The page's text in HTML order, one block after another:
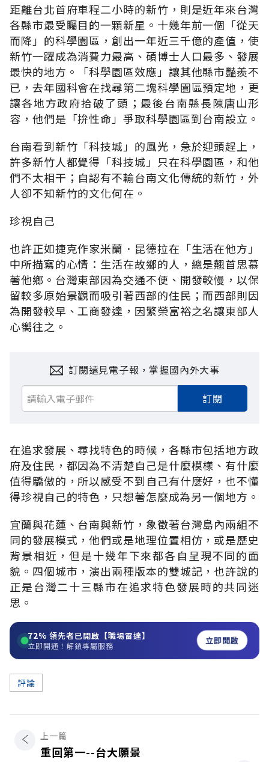
距離台北首府車程二小時的新竹，則是近年來台灣
各縣市最受矚目的一顆新星。十幾年前一個「從天
而降」的科學園區，創出一年近三千億的產值，使
新竹一躍成為消費力最高、碩博士人口最多、發展
最快的地方。「科學園區效應」讓其他縣市豔羨不
已，去年國科會在找尋第二塊科學園區預定地，更
讓各地方政府拾破了頭；最後台南縣長陳唐山形
容，他們是「拚性命」爭取科學園區到台南設立。
台南看到新竹「科技城」的風光，急於迎頭趕上，
許多新竹人都覺得「科技城」只在科學園區，和他
們不太相干；自認有不輸台南文化傳統的新竹，外
人卻不知新竹的文化何在。
珍視自己
也許正如捷克作家米蘭．昆德拉在「生活在他方」
中所描寫的心情：生活在故鄉的人，總是翹首思慕
著他鄉。台灣東部因為交通不便、開發較慢，以保
留較多原始景觀而吸引著西部的住民；而西部則因
為開發較早、工商發達，因繁榮富裕之名讓東部人
心嚮往之。
訂閱遠見電子報，掌握國內外大事
訂閱
在追求發展、尋找特色的時候，各縣市包括地方政
府及住民，都因為不清楚自己是什麼模樣、有什麼
值得驕傲的，所以感受不到自己有什麼好，也不懂
得珍視自己的特色，只想著怎麼成為另一個地方。
宜蘭與花蓮、台南與新竹，象徵著台灣島內兩組不
同的發展模式，他們或是地理位置相仿，或是歷史
背景相近，但是十幾年下來都各自呈現不同的面
貌。四個城市，演出兩種版本的雙城記，也許說的
正是台灣二十三縣市在追求特色發展時的共同迷
思。
72% 領先者已開啟【職場雷達】
立即開通！解鎖專屬服務 立即開啟
評論
上一篇
重回第一--台大願景